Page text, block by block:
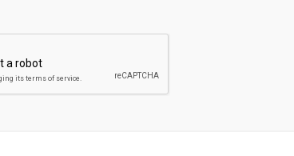
Gepubliceerd: